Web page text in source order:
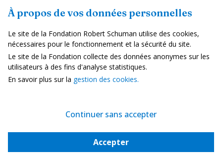
À propos de vos données personnelles
Le site de la Fondation Robert Schuman utilise des cookies,
nécessaires pour le fonctionnement et la sécurité du site.
Le site de la Fondation collecte des données anonymes sur les
utilisateurs à des fins d'analyse statistiques.
En savoir plus sur la gestion des cookies.
Continuer sans accepter
Accepter
ONU
80e session de l'Assemblée générale des
Nations unies
29 septembre 2025
générale des Nations unies s'est tenu
marquants, plusieurs pays occidentaux,
dont la France, la Belgique et le
Luxembourg ont officiellement reconnu